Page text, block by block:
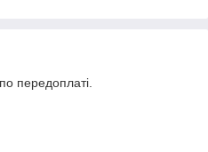
передоплаті.